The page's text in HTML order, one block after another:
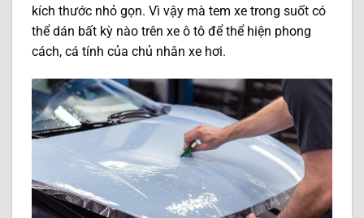
kích thước nhỏ gọn. Vì vậy mà tem xe trong suốt có
thể dán bất kỳ nào trên xe ô tô để thể hiện phong
cách, cá tính của chủ nhân xe hơi.